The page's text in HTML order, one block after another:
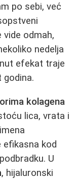
po sebi, već
vide odmah,
nedelja
efekat traje
godina.
kolagena
lica, vrata i
efikasna kod
U
, hijaluronski